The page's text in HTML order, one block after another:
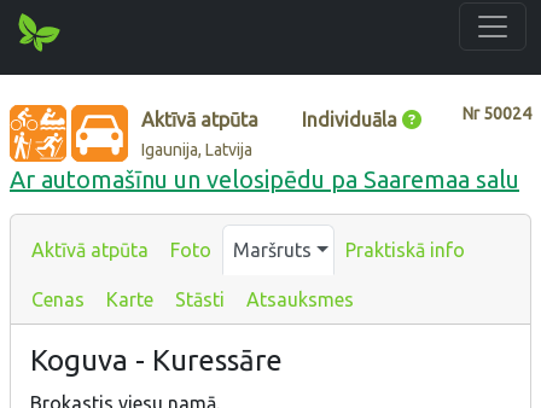
Nr50024
Aktīvā atpūta Individuāla
Igaunija, Latvija
Ar automašīnu un velosipēdu pa Saaremaa salu
Aktīvā atpūta Foto Maršruts Praktiskā info
Cenas Karte Stāsti Atsauksmes
Koguva - Kuressāre
Brokastis viesu namā.